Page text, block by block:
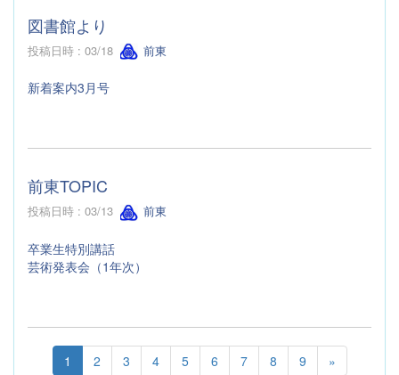
図書館より
投稿日時 : 03/18 前東
新着案内3月号
前東TOPIC
投稿日時 : 03/13 前東
卒業生特別講話
芸術発表会（1年次）
1 2 3 4 5 6 7 8 9 »